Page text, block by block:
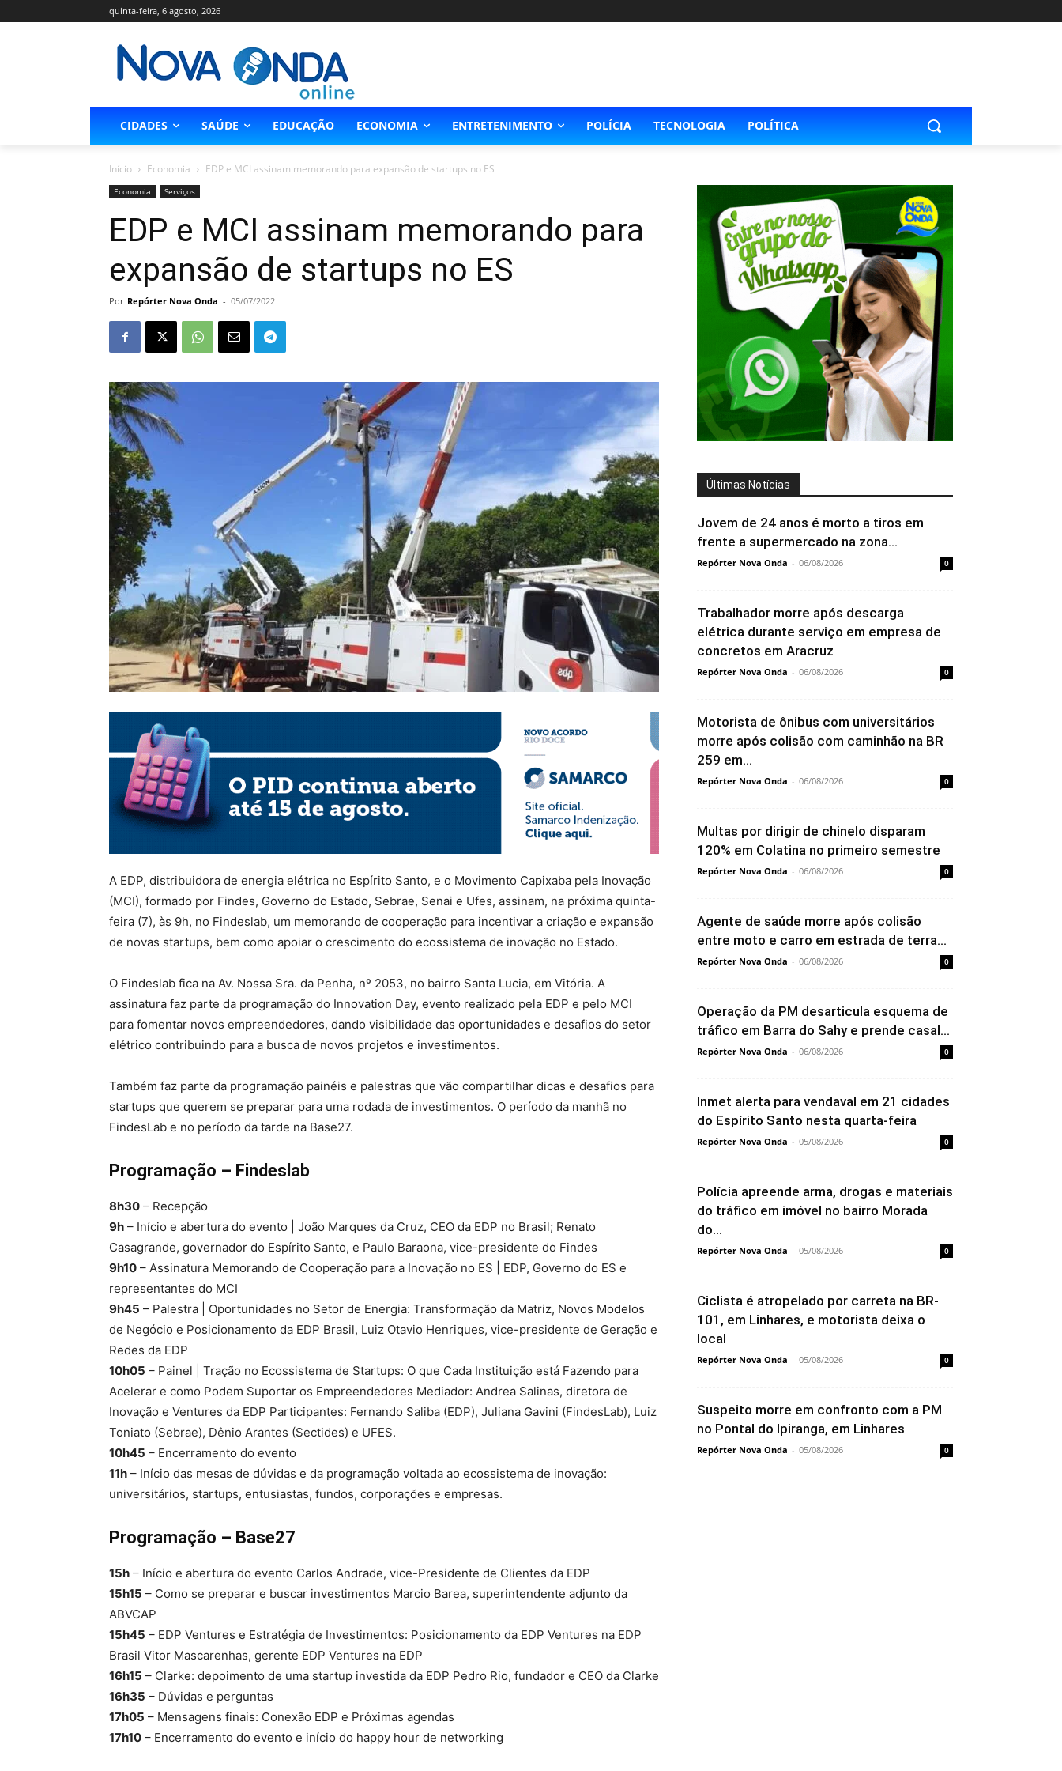
quinta-feira, 6 agosto, 2026
CIDADES SAÚDE EDUCAÇÃO ECONOMIA ENTRETENIMENTO POLÍCIA TECNOLOGIA POLÍTICA
Início Economia EDP e MCI assinam memorando para expansão de startups no ES
Economia Serviços
EDP e MCI assinam memorando para
expansão de startups no ES
Por Repórter Nova Onda - 05/07/2022
A EDP, distribuidora de energia elétrica no Espírito Santo, e o Movimento Capixaba pela Inovação
(MCI), formado por Findes, Governo do Estado, Sebrae, Senai e Ufes, assinam, na próxima quinta-
feira (7), às 9h, no Findeslab, um memorando de cooperação para incentivar a criação e expansão
de novas startups, bem como apoiar o crescimento do ecossistema de inovação no Estado.
O Findeslab fica na Av. Nossa Sra. da Penha, nº 2053, no bairro Santa Lucia, em Vitória. A
assinatura faz parte da programação do Innovation Day, evento realizado pela EDP e pelo MCI
para fomentar novos empreendedores, dando visibilidade das oportunidades e desafios do setor
elétrico contribuindo para a busca de novos projetos e investimentos.
Também faz parte da programação painéis e palestras que vão compartilhar dicas e desafios para
startups que querem se preparar para uma rodada de investimentos. O período da manhã no
FindesLab e no período da tarde na Base27.
Programação – Findeslab
8h30 – Recepção
9h – Início e abertura do evento | João Marques da Cruz, CEO da EDP no Brasil; Renato
Casagrande, governador do Espírito Santo, e Paulo Baraona, vice-presidente do Findes
9h10 – Assinatura Memorando de Cooperação para a Inovação no ES | EDP, Governo do ES e
representantes do MCI
9h45 – Palestra | Oportunidades no Setor de Energia: Transformação da Matriz, Novos Modelos
de Negócio e Posicionamento da EDP Brasil, Luiz Otavio Henriques, vice-presidente de Geração e
Redes da EDP
10h05 – Painel | Tração no Ecossistema de Startups: O que Cada Instituição está Fazendo para
Acelerar e como Podem Suportar os Empreendedores Mediador: Andrea Salinas, diretora de
Inovação e Ventures da EDP Participantes: Fernando Saliba (EDP), Juliana Gavini (FindesLab), Luiz
Toniato (Sebrae), Dênio Arantes (Sectides) e UFES.
10h45 – Encerramento do evento
11h – Início das mesas de dúvidas e da programação voltada ao ecossistema de inovação:
universitários, startups, entusiastas, fundos, corporações e empresas.
Programação – Base27
15h – Início e abertura do evento Carlos Andrade, vice-Presidente de Clientes da EDP
15h15 – Como se preparar e buscar investimentos Marcio Barea, superintendente adjunto da
ABVCAP
15h45 – EDP Ventures e Estratégia de Investimentos: Posicionamento da EDP Ventures na EDP
Brasil Vitor Mascarenhas, gerente EDP Ventures na EDP
16h15 – Clarke: depoimento de uma startup investida da EDP Pedro Rio, fundador e CEO da Clarke
16h35 – Dúvidas e perguntas
17h05 – Mensagens finais: Conexão EDP e Próximas agendas
17h10 – Encerramento do evento e início do happy hour de networking
Últimas Notícias
Jovem de 24 anos é morto a tiros em
frente a supermercado na zona...
Repórter Nova Onda - 06/08/2026 0
Trabalhador morre após descarga
elétrica durante serviço em empresa de
concretos em Aracruz
Repórter Nova Onda - 06/08/2026 0
Motorista de ônibus com universitários
morre após colisão com caminhão na BR
259 em...
Repórter Nova Onda - 06/08/2026 0
Multas por dirigir de chinelo disparam
120% em Colatina no primeiro semestre
Repórter Nova Onda - 06/08/2026 0
Agente de saúde morre após colisão
entre moto e carro em estrada de terra...
Repórter Nova Onda - 06/08/2026 0
Operação da PM desarticula esquema de
tráfico em Barra do Sahy e prende casal...
Repórter Nova Onda - 06/08/2026 0
Inmet alerta para vendaval em 21 cidades
do Espírito Santo nesta quarta-feira
Repórter Nova Onda - 05/08/2026 0
Polícia apreende arma, drogas e materiais
do tráfico em imóvel no bairro Morada
do...
Repórter Nova Onda - 05/08/2026 0
Ciclista é atropelado por carreta na BR-
101, em Linhares, e motorista deixa o
local
Repórter Nova Onda - 05/08/2026 0
Suspeito morre em confronto com a PM
no Pontal do Ipiranga, em Linhares
Repórter Nova Onda - 05/08/2026 0